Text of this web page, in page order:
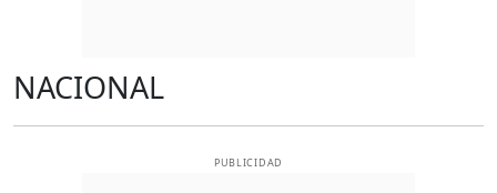
NACIONAL
PUBLICIDAD